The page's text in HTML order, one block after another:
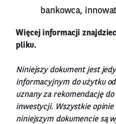
bankowca,
Więcej informacji
pliku.
Niniejszy dokument jest
informacyjnym do użytku
uznany za rekomendację
inwestycji. Wszystkie
niniejszym dokumencie są